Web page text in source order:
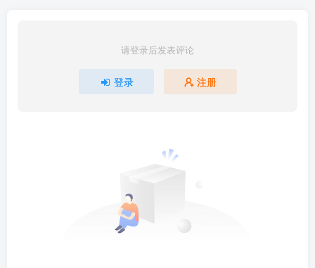
请登录后发表评论
登录 注册